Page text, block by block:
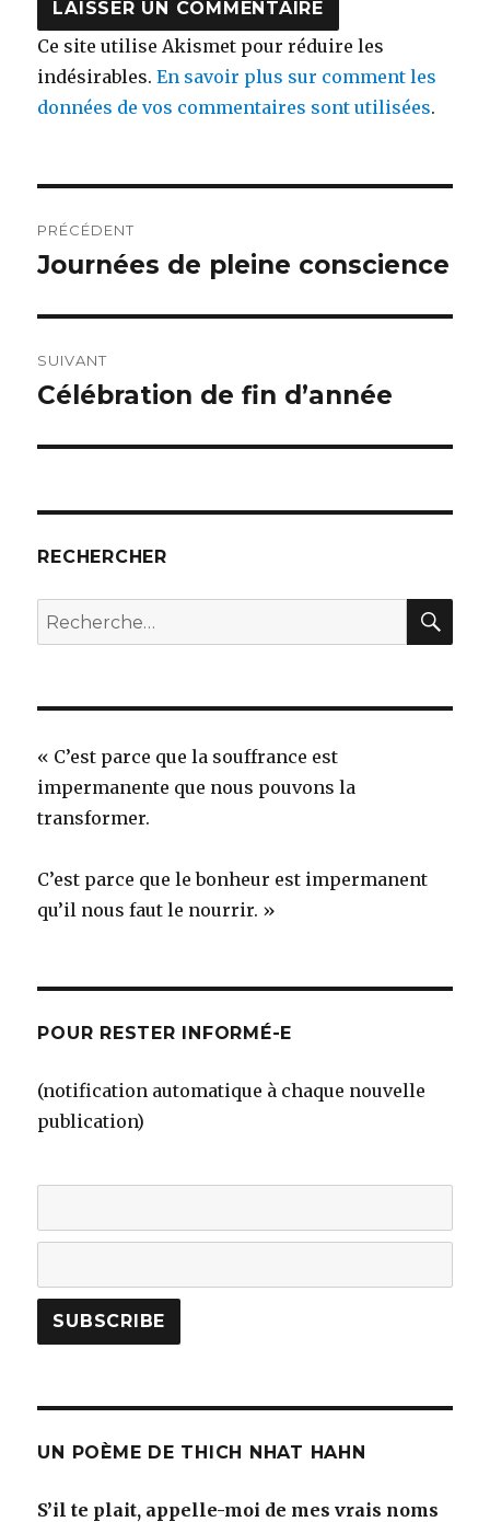
Ce site utilise Akismet pour réduire les
indésirables.En savoir plus sur comment les
données de vos commentaires sont utilisées.
de
PRÉCÉDENT
Article
Journées de pleine conscience
SUIVANT
Article
Célébration de fin d’année
RECHERCHER
Recherche
pour
« C’est parce que la souffrance est
impermanente que nous pouvons la
transformer.
C’est parce que le bonheur est impermanent
qu’il nous faut le nourrir. »
POUR RESTER INFORMÉ-E
(notification automatique à chaque nouvelle
publication)
UN POÈME DE THICH NHAT HAHN
S’il te plait, appelle-moi de mes vrais noms